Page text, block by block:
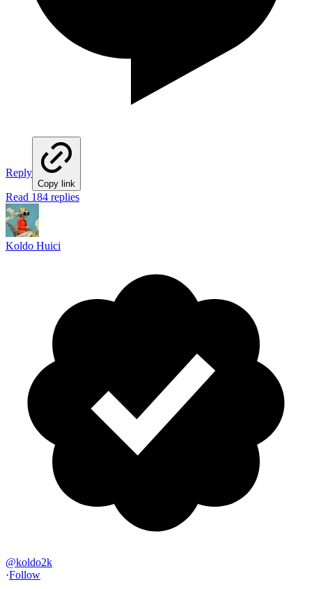
Reply
Copy link
Read 184 replies
Koldo Huici
@koldo2k
·Follow